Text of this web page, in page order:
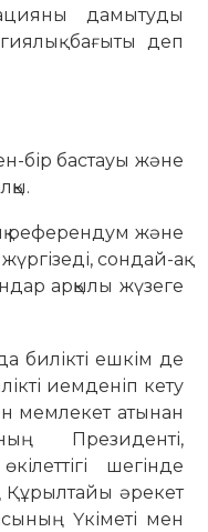
дамытуды
бағыты деп
бір бастауы және
референдум және
сондай-ақ
арқылы жүзеге
билікті ешкім де
иемденіп кету
мемлекет атынан
Президенті,
шегінде
Құрылтайы әрекет
Үкіметі мен